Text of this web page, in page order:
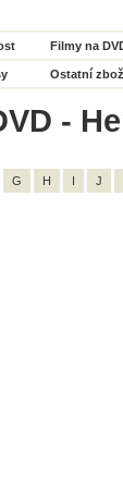
Filmy na
Ostatní
-
G H I J